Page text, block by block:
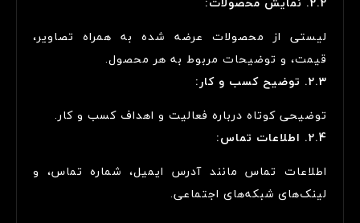
لیستی از محصولات عرضه شده به همراه تصاویر،
قیمت، و توضیحات مربوط به هر محصول.
2.3. توضیح کسب و کار:
توضیحی کوتاه درباره فعالیت و اهداف کسب و کار.
2.4. اطلاعات تماس:
اطلاعات تماس مانند آدرس ایمیل، شماره تماس، و
لینک‌های شبکه‌های اجتماعی.